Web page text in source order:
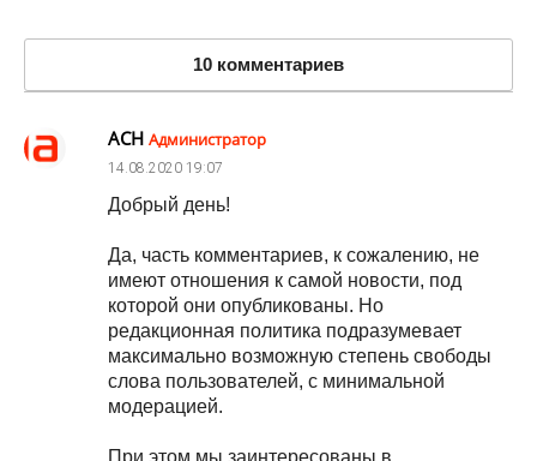
10 комментариев
АСН Администратор
14.08.2020 19:07
Добрый день!
Да, часть комментариев, к сожалению, не
имеют отношения к самой новости, под
которой они опубликованы. Но
редакционная политика подразумевает
максимально возможную степень свободы
слова пользователей, с минимальной
модерацией.
При этом мы заинтересованы в